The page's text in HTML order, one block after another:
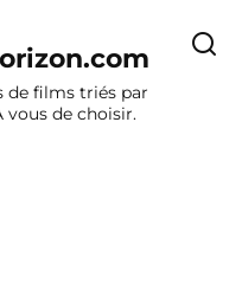
de films triés par
vous de choisir.